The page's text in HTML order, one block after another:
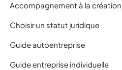
Accompagnement à la création
Choisir un statut juridique
Guide autoentreprise
Guide entreprise individuelle